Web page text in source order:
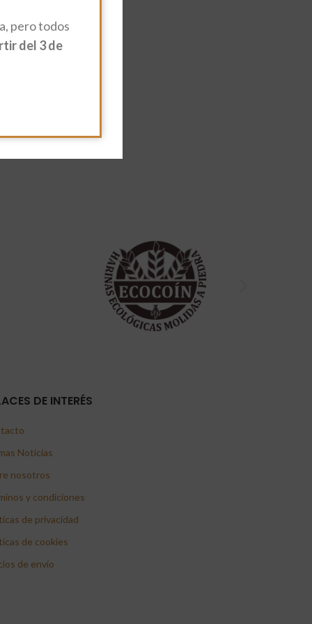
pero todos
del 3 de
DE INTERÉS
Noticias
nosotros
y condiciones
de privacidad
de cookies
de envío